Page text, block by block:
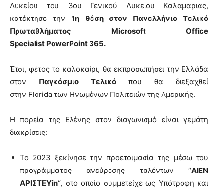
Λυκείου του 3ου Γενικού Λυκείου Καλαμαριάς,
κατέκτησε την 1η θέση στον Πανελλήνιο Τελικό
Πρωταθλήματος Microsoft Office
Specialist PowerPoint 365.
Έτσι, φέτος το καλοκαίρι, θα εκπροσωπήσει την Ελλάδα
στον Παγκόσμιο Τελικόπου θα διεξαχθεί
στην Florida των Ηνωμένων Πολιτειών της Αμερικής.
Η πορεία της Ελένης στον διαγωνισμό είναι γεμάτη
διακρίσεις:
Το 2023 ξεκίνησε την προετοιμασία της μέσω του
προγράμματος ανεύρεσης ταλέντων “ΑΙΕΝ
ΑΡΙΣΤΕΥin“, στο οποίο συμμετείχε ως Υπότροφη και